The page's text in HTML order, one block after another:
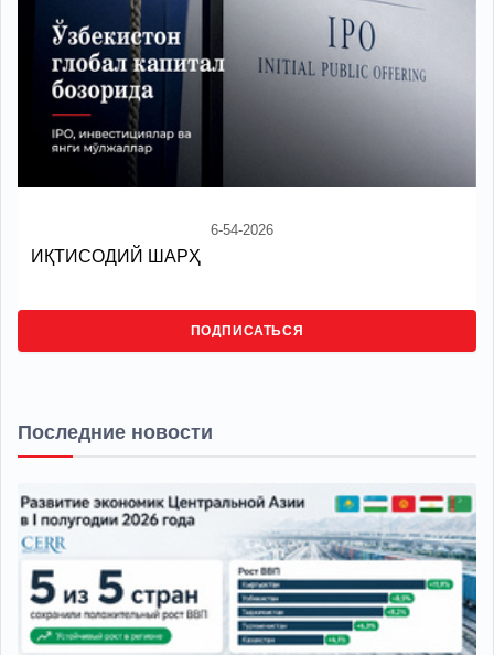
6-54-2026
ИҚТИСОДИЙ ШАРҲ
ПОДПИСАТЬСЯ
Последние новости